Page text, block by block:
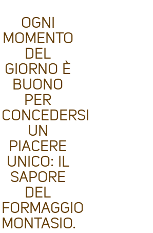
OGNI
MOMENTO
DEL
GIORNO È
BUONO
PER
CONCEDERSI
UN
PIACERE
UNICO: IL
SAPORE
DEL
FORMAGGIO
MONTASIO.